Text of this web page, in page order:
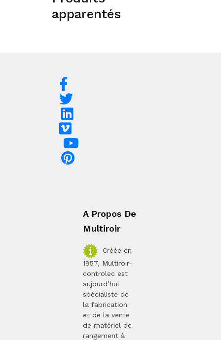
apparentés
A Propos De
Multiroir
Créée en
1957, Multiroir-
controlec est
aujourd’hui
spécialiste de
la fabrication
et de la vente
de matériel de
rangement à